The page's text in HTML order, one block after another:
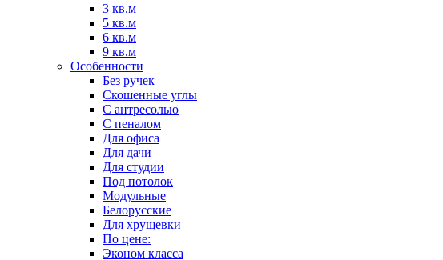
3 кв.м
5 кв.м
6 кв.м
9 кв.м
Особенности
Без ручек
Скошенные углы
С антресолью
С пеналом
Для офиса
Для дачи
Для студии
Под потолок
Модульные
Белорусские
Для хрущевки
По цене:
Эконом класса